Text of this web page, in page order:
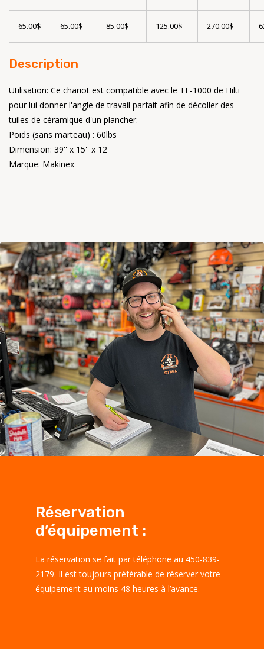
65.00$ 65.00$ 85.00$ 125.00$ 270.00$
Description
Utilisation: Ce chariot est compatible avec le TE-1000 de Hilti
pour lui donner l'angle de travail parfait afin de décoller des
tuiles de céramique d'un plancher.
Poids (sans marteau) : 60lbs
Dimension: 39'' x 15'' x 12''
Réservation
d’équipement :
La réservation se fait par téléphone au 450-839-
2179. Il est toujours préférable de réserver votre
équipement au moins 48 heures à l’avance.